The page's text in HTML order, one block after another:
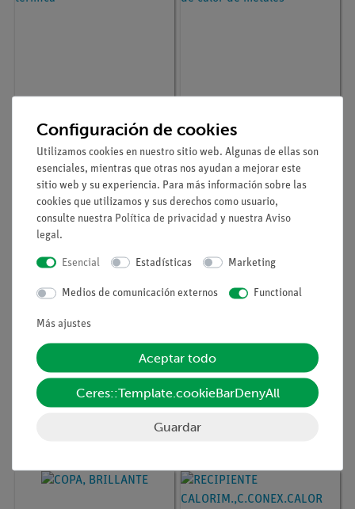
Nº de artículoP1043500
Absorción de radiación
térmica
Nº de artículo
Coeficiente de
conducción de calor de
metales
Nº de artículoP1043100
Conducción del calor
Nº de artículo P1043300
Corrientes térmicas en
líquidos y gases
Configuración de cookies
Utilizamos cookies en nuestro sitio web. Algunas de ellas son
esenciales, mientras que otras nos ayudan a mejorar este
sitio web y su experiencia. Para más información sobre las
cookies que utilizamos y sus derechos como usuario,
consulte nuestra Política de privacidad y nuestra Aviso
legal.
Esencial Estadísticas Marketing
Medios de comunicación externos Functional
Más ajustes
Aceptar todo
Ceres::Template.cookieBarDenyAll
Guardar